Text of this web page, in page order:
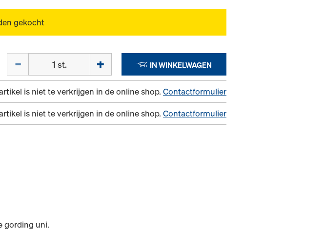
gekocht
IN WINKELWAGEN
is niet te verkrijgen in de online shop. Contactformulier
is niet te verkrijgen in de online shop. Contactformulier
gording uni.